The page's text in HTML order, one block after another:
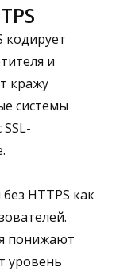
кодирует
и
кражу
системы
HTTPS как
понижают
уровень